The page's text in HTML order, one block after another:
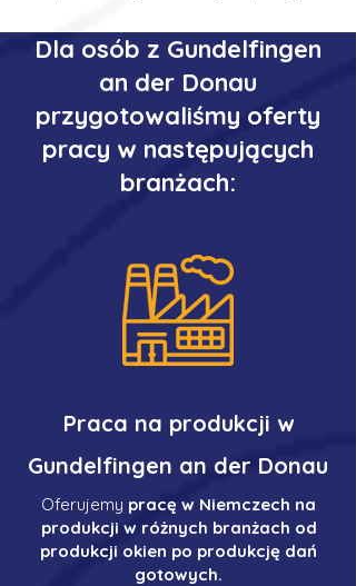
Dla osób z Gundelfingen
an der Donau
przygotowaliśmy oferty
pracy w następujących
branżach:
Praca na produkcji w
Gundelfingen an der Donau
Oferujemy pracę w Niemczech na
produkcji w różnych branżach od
produkcji okien po produkcję dań
gotowych.